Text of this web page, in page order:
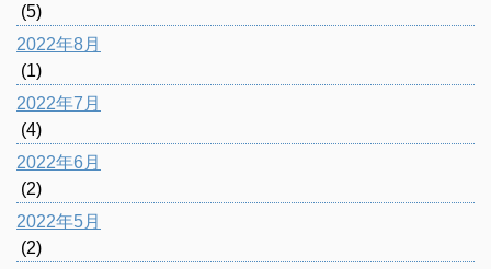
(5)
2022年8月
(1)
2022年7月
(4)
2022年6月
(2)
2022年5月
(2)